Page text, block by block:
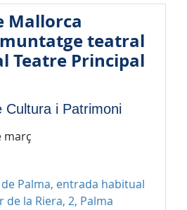
Mallorca
teatral
Teatre Principal
Cultura i Patrimoni
març
Palma, entrada habitual
de la Riera, 2, Palma